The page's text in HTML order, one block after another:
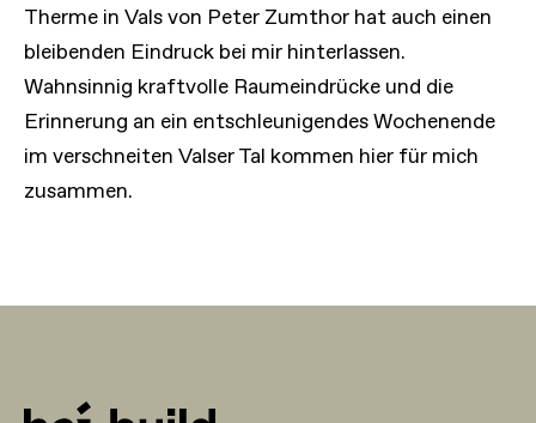
Therme in Vals von Peter Zumthor hat auch einen
bleibenden Eindruck bei mir hinterlassen.
Wahnsinnig kraftvolle Raumeindrücke und die
Erinnerung an ein entschleunigendes Wochenende
im verschneiten Valser Tal kommen hier für mich
zusammen.